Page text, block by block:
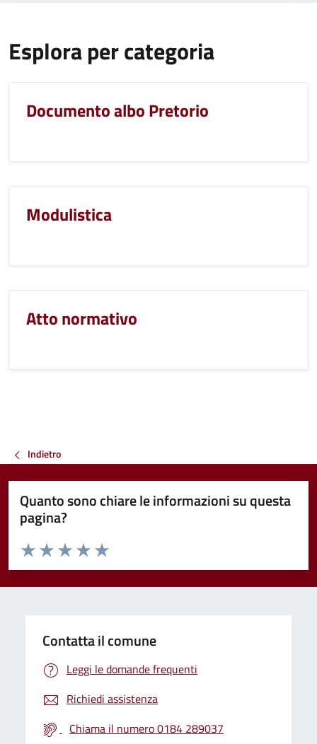
Esplora per categoria
Documento albo Pretorio
Modulistica
Atto normativo
Indietro
Quanto sono chiare le informazioni su questa
pagina?
Valuta da 1 a 5 stelle la pagina
Valuta 5 stelle su 5
Valuta 4 stelle su 5
Valuta 3 stelle su 5
Valuta 2 stelle su 5
Valuta 1 stelle su 5
Contatta il comune
Leggi le domande frequenti
Richiedi assistenza
Chiama il numero 0184 289037